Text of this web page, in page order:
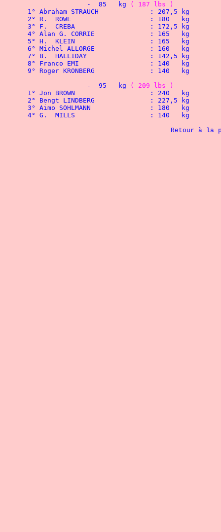
		-  85   kg
( 187 lbs )
1° Abraham STRAUCH		: 207,5 kg
2° R.	ROWE			: 180   kg
3° F.	CREBA			: 172,5 kg
4° Alan G. CORRIE		: 165   kg
5° H.	KLEIN			: 165   kg
6° Michel ALLORGE		: 160   kg
7° B.	HALLIDAY		: 142,5 kg
8° Franco EMI			: 140   kg
9° Roger KRONBERG		: 140   kg
		-  95   kg
( 209 lbs )
1° Jon BROWN			: 240   kg
2° Bengt LINDBERG		: 227,5 kg
3° Aimo SOHLMANN		: 180   kg
4° G.	MILLS			: 140   kg
Retour à la